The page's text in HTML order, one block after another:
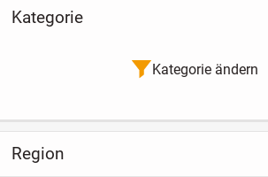
Kategorie
Kategorie ändern
Region